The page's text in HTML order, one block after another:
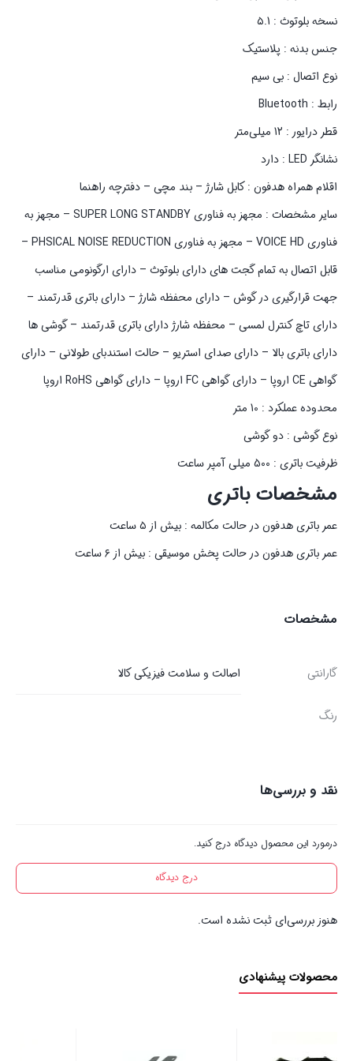
نسخه بلوتوث : ۵.1
جنس بدنه : پلاستیک
نوع اتصال : بی سیم
رابط : Bluetooth
قطر درایور : 12 میلی‌متر
نشانگر LED : دارد
اقلام همراه هدفون : کابل شارژ – بند مچی – دفترچه راهنما
سایر مشخصات : مجهز به فناوری SUPER LONG STANDBY – مجهز به
فناوری VOICE HD – مجهز به فناوری PHSICAL NOISE REDUCTION –
قابل اتصال به تمام گجت های دارای بلوتوث – دارای ارگونومی مناسب
جهت قرارگیری در گوش – دارای محفظه شارژ – دارای باتری قدرتمند –
دارای تاچ کنترل لمسی – محفظه شارژ دارای باتری قدرتمند – گوشی ها
دارای باتری بالا – دارای صدای استریو – حالت استندبای طولانی – دارای
گواهی CE اروپا – دارای گواهی FC اروپا – دارای گواهی RoHS اروپا
محدوده عملکرد : 10 متر
نوع گوشی : دو گوشی
ظرفیت باتری : 500 میلی آمپر ساعت
مشخصات باتری
عمر باتری هدفون در حالت مکالمه : بیش از ۵ ساعت
عمر باتری هدفون در حالت پخش موسیقی : بیش از ۶ ساعت
مشخصات
گارانتی اصالت و سلامت فیزیکی کالا
رنگ
نقد و بررسی‌ها
درمورد این محصول دیدگاه درج کنید.
درج دیدگاه
هنوز بررسی‌ای ثبت نشده است.
محصولات پیشنهادی